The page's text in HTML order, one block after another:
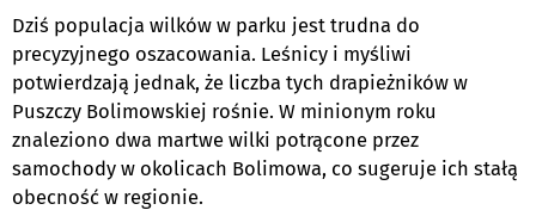
Dziś populacja wilków w parku jest trudna do
precyzyjnego oszacowania. Leśnicy i myśliwi
potwierdzają jednak, że liczba tych drapieżników w
Puszczy Bolimowskiej rośnie. W minionym roku
znaleziono dwa martwe wilki potrącone przez
samochody w okolicach Bolimowa, co sugeruje ich stałą
obecność w regionie.